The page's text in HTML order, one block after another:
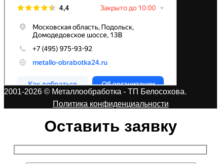
2001-2026 © Металлообработка - ТП Белосохова.
Политика конфиденциальности
Оставить заявку